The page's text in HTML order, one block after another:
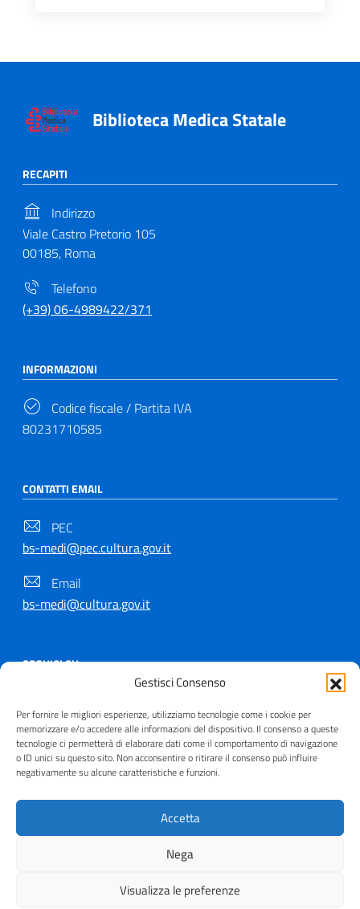
Gestisci Consenso
Per fornire le migliori esperienze, utilizziamo tecnologie come i cookie per
memorizzare e/o accedere alle informazioni del dispositivo. Il consenso a queste
tecnologie ci permetterà di elaborare dati come il comportamento di navigazione
o ID unici su questo sito. Non acconsentire o ritirare il consenso può influire
negativamente su alcune caratteristiche e funzioni.
Accetta
Nega
Visualizza le preferenze
Biblioteca Medica Statale
RECAPITI
Indirizzo
Viale Castro Pretorio 105
00185, Roma
Telefono
(+39) 06-4989422/371
INFORMAZIONI
Codice fiscale / Partita IVA
80231710585
CONTATTI EMAIL
PEC
bs-medi@pec.cultura.gov.it
Email
bs-medi@cultura.gov.it
SEGUICI SU
Copyright © 2021 - 2026
Useful Links Section
| Realizzato da